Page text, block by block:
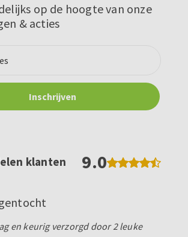
op de hoogte van onze
& acties
klanten
9.0
en keurig verzorgd door 2 leuke